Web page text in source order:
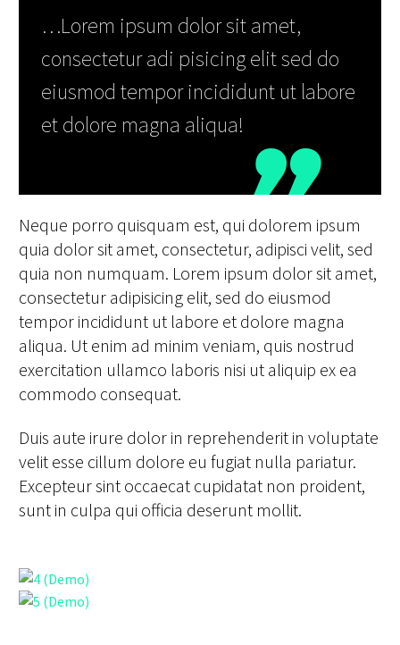
…Lorem ipsum dolor sit amet,
consectetur adi pisicing elit sed do
eiusmod tempor incididunt ut labore
et dolore magna aliqua!
Neque porro quisquam est, qui dolorem ipsum
quia dolor sit amet, consectetur, adipisci velit, sed
quia non numquam. Lorem ipsum dolor sit amet,
consectetur adipisicing elit, sed do eiusmod
tempor incididunt ut labore et dolore magna
aliqua. Ut enim ad minim veniam, quis nostrud
exercitation ullamco laboris nisi ut aliquip ex ea
commodo consequat.
Duis aute irure dolor in reprehenderit in voluptate
velit esse cillum dolore eu fugiat nulla pariatur.
Excepteur sint occaecat cupidatat non proident,
sunt in culpa qui officia deserunt mollit.